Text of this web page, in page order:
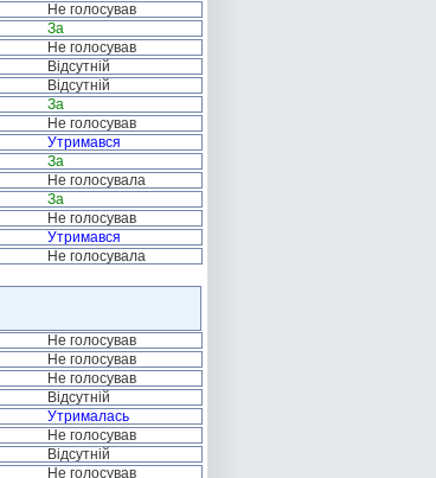
Не голосував
За
Не голосував
Відсутній
Відсутній
За
Не голосував
Утримався
За
Не голосувала
За
Не голосував
Утримався
Не голосувала
Не голосував
Не голосував
Не голосував
Відсутній
Утрималась
Не голосував
Відсутній
Не голосував